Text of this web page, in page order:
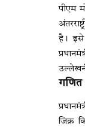
पीएम
है। इसे
गणित
जिक्र